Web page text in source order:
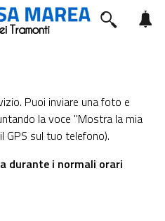
Puoi inviare una foto e
la voce "Mostra la mia
GPS sul tuo telefono).
durante i normali orari